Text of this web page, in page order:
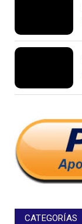
CATEGORÍAS